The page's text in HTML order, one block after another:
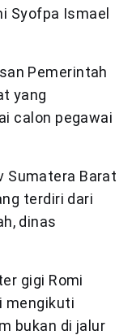
Syofpa Ismael
Pemerintah
yang
calon pegawai
Sumatera Barat
terdiri dari
dinas
gigi Romi
mengikuti
bukan di jalur